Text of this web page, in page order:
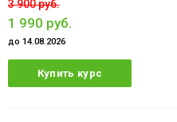
3 900 руб.
1 990 руб.
до 14.08.2026
Купить курс